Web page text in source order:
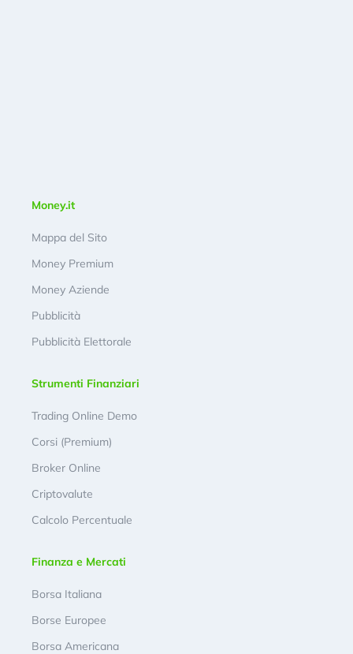
Money.it
Mappa del Sito
Money Premium
Money Aziende
Pubblicità
Pubblicità Elettorale
Strumenti Finanziari
Trading Online Demo
Corsi (Premium)
Broker Online
Criptovalute
Calcolo Percentuale
Finanza e Mercati
Borsa Italiana
Borse Europee
Borsa Americana